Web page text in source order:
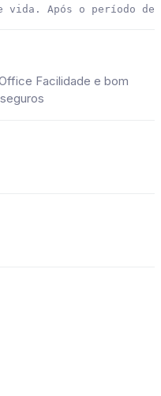
vida. Após o período
Facilidade e bom